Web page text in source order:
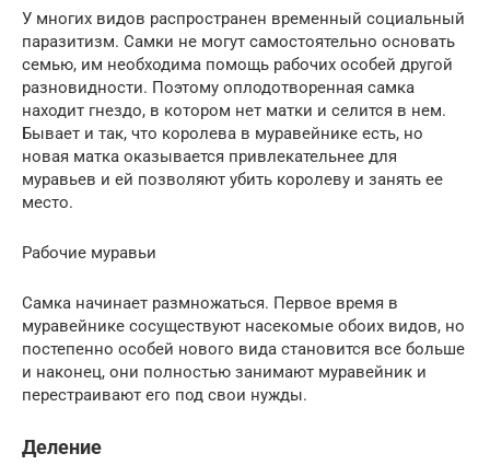
У многих видов распространен временный социальный
паразитизм. Самки не могут самостоятельно основать
семью, им необходима помощь рабочих особей другой
разновидности. Поэтому оплодотворенная самка
находит гнездо, в котором нет матки и селится в нем.
Бывает и так, что королева в муравейнике есть, но
новая матка оказывается привлекательнее для
муравьев и ей позволяют убить королеву и занять ее
место.
Рабочие муравьи
Самка начинает размножаться. Первое время в
муравейнике сосуществуют насекомые обоих видов, но
постепенно особей нового вида становится все больше
и наконец, они полностью занимают муравейник и
перестраивают его под свои нужды.
Деление